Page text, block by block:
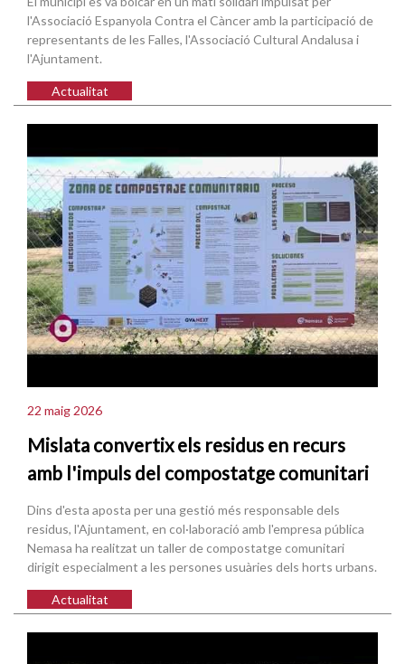
l'Associació Espanyola Contra el Càncer amb la participació de
representants de les Falles, l'Associació Cultural Andalusa i
l'Ajuntament.
Actualitat
22 maig 2026
Mislata convertix els residus en recurs
amb l'impuls del compostatge comunitari
Dins d'esta aposta per una gestió més responsable dels
residus, l'Ajuntament, en col·laboració amb l'empresa pública
Nemasa ha realitzat un taller de compostatge comunitari
dirigit especialment a les persones usuàries dels horts urbans.
Actualitat